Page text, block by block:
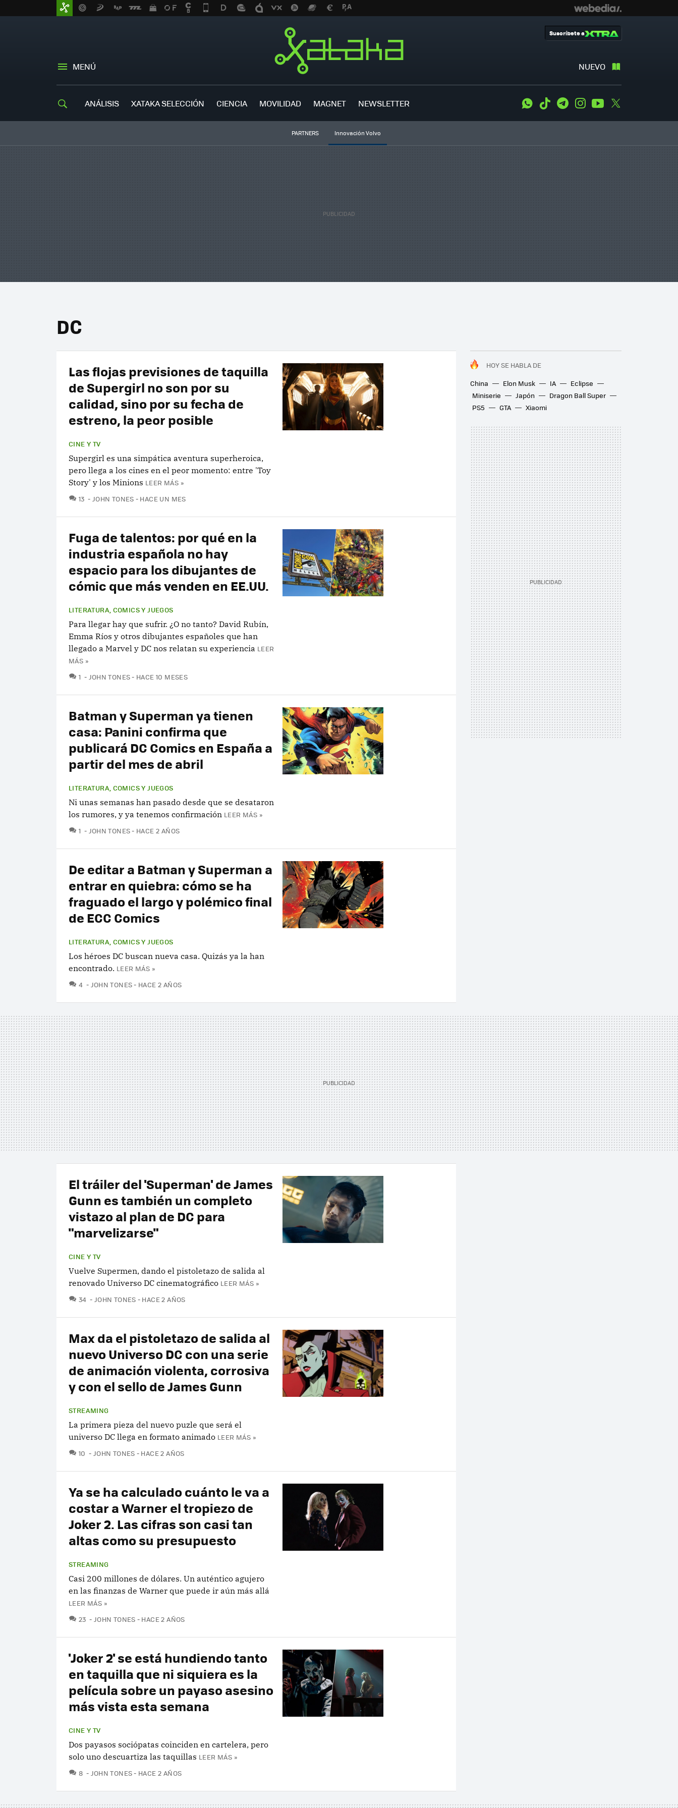
MENÚ NUEVO
Suscríbete a
ANÁLISIS XATAKA SELECCIÓN CIENCIA MOVILIDAD MAGNET NEWSLETTER WhatsApp
Tiktok TelegramInstagramYoutube
PARTNERS Innovación Volvo
DC
HOY SE HABLA DE
China
Elon Musk IA
Eclipse
Miniserie
Japón
Dragon Ball Super
PS5
GTA Xiaomi
Las flojas previsiones de taquilla
de Supergirl no son por su
calidad, sino por su fecha de
estreno, la peor posible
CINE Y TV
Supergirl es una simpática aventura superheroica,
pero llega a los cines en el peor momento: entre 'Toy
Story' y los Minions LEER MÁS »
13 COMENTARIOS
JOHN TONES HACE UN MES
Fuga de talentos: por qué en la
industria española no hay
espacio para los dibujantes de
cómic que más venden en EE.UU.
LITERATURA, COMICS Y JUEGOS
Para llegar hay que sufrir. ¿O no tanto? David Rubín,
Emma Ríos y otros dibujantes españoles que han
llegado a Marvel y DC nos relatan su experiencia LEER
MÁS »
1 COMENTARIOS
JOHN TONES HACE 10 MESES
Batman y Superman ya tienen
casa: Panini confirma que
publicará DC Comics en España a
partir del mes de abril
LITERATURA, COMICS Y JUEGOS
Ni unas semanas han pasado desde que se desataron
los rumores, y ya tenemos confirmación LEER MÁS »
1 COMENTARIOS
JOHN TONES HACE 2 AÑOS
De editar a Batman y Superman a
entrar en quiebra: cómo se ha
fraguado el largo y polémico final
de ECC Comics
LITERATURA, COMICS Y JUEGOS
Los héroes DC buscan nueva casa. Quizás ya la han
encontrado. LEER MÁS »
4 COMENTARIOS
JOHN TONES HACE 2 AÑOS
El tráiler del 'Superman' de James
Gunn es también un completo
vistazo al plan de DC para
"marvelizarse"
CINE Y TV
Vuelve Supermen, dando el pistoletazo de salida al
renovado Universo DC cinematográfico LEER MÁS »
34 COMENTARIOS
JOHN TONES HACE 2 AÑOS
Max da el pistoletazo de salida al
nuevo Universo DC con una serie
de animación violenta, corrosiva
y con el sello de James Gunn
STREAMING
La primera pieza del nuevo puzle que será el
universo DC llega en formato animado LEER MÁS »
10 COMENTARIOS
JOHN TONES HACE 2 AÑOS
Ya se ha calculado cuánto le va a
costar a Warner el tropiezo de
Joker 2. Las cifras son casi tan
altas como su presupuesto
STREAMING
Casi 200 millones de dólares. Un auténtico agujero
en las finanzas de Warner que puede ir aún más allá
LEER MÁS »
23 COMENTARIOS
JOHN TONES HACE 2 AÑOS
'Joker 2' se está hundiendo tanto
en taquilla que ni siquiera es la
película sobre un payaso asesino
más vista esta semana
CINE Y TV
Dos payasos sociópatas coinciden en cartelera, pero
solo uno descuartiza las taquillas LEER MÁS »
8 COMENTARIOS
JOHN TONES HACE 2 AÑOS